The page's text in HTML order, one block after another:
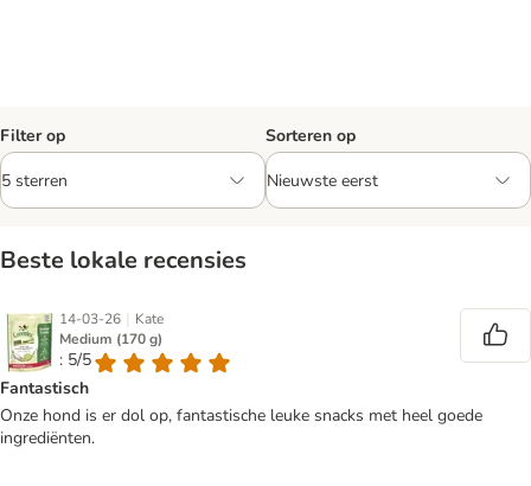
Filter op Sorteren op
Beste lokale recensies
14-03-26 | Kate
Medium (170 g)
: 5/5
Fantastisch
Onze hond is er dol op, fantastische leuke snacks met heel goede
ingrediënten.